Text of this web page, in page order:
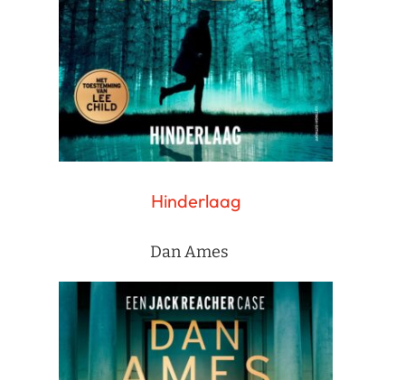
Hinderlaag
Dan Ames